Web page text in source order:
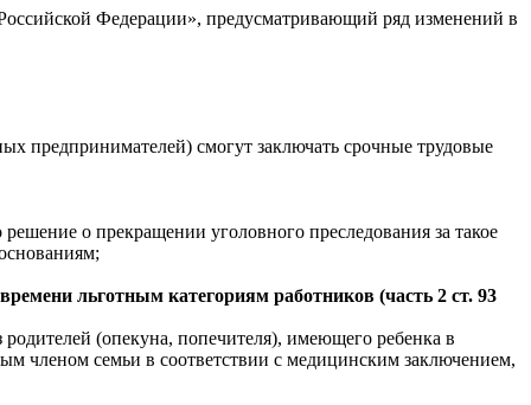
Федерации», предусматривающий ряд изменений в
предпринимателей) смогут заключать срочные трудовые
о прекращении уголовного преследования за такое
льготным категориям работников (часть 2 ст. 93
(опекуна, попечителя), имеющего ребенка в
членом семьи в соответствии с медицинским заключением,